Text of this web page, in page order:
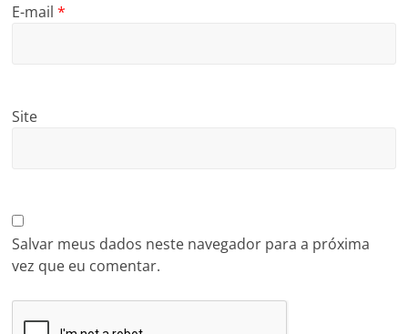
E-mail*
Site
Salvar meus dados neste navegador para a próxima
vez que eu comentar.